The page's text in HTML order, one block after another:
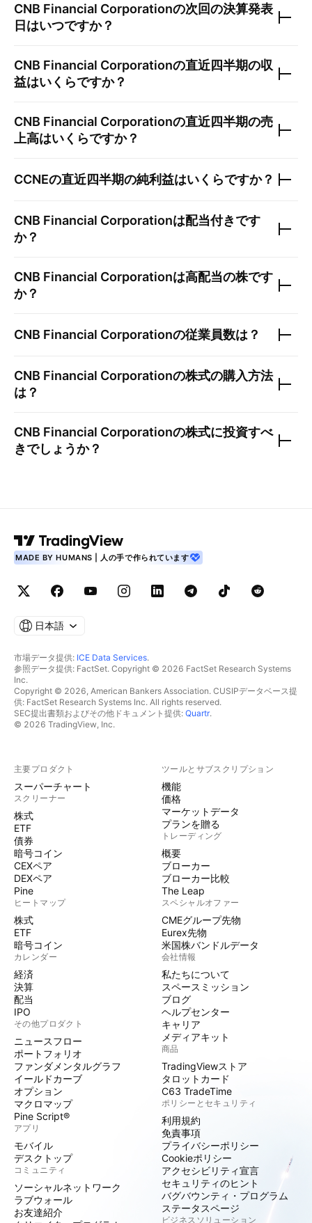
CNB Financial Corporationの次回の決算発表
日はいつですか？
CNB Financial Corporationの直近四半期の収
益はいくらですか？
CNB Financial Corporationの直近四半期の売
上高はいくらですか？
CCNEの直近四半期の純利益はいくらですか？
CNB Financial Corporationは配当付きです
か？
CNB Financial Corporationは高配当の株です
か？
CNB Financial Corporationの従業員数は？
CNB Financial Corporationの株式の購入方法
は？
CNB Financial Corporationの株式に投資すべ
きでしょうか？
MADE BY HUMANS | 人の手で作られています
日本語
市場データ提供: ICE Data Services.
参照データ提供: FactSet. Copyright © 2026 FactSet Research Systems
Inc.
Copyright © 2026, American Bankers Association. CUSIPデータベース提
供: FactSet Research Systems Inc. All rights reserved.
SEC提出書類およびその他ドキュメント提供: Quartr.
© 2026 TradingView, Inc.
主要プロダクト
スーパーチャート
スクリーナー
株式
ETF
債券
暗号コイン
CEXペア
DEXペア
Pine
ヒートマップ
株式
ETF
暗号コイン
カレンダー
経済
決算
配当
IPO
その他プロダクト
ニュースフロー
ポートフォリオ
ファンダメンタルグラフ
イールドカーブ
オプション
マクロマップ
Pine Script®
アプリ
モバイル
デスクトップ
コミュニティ
ソーシャルネットワーク
ラブウォール
お友達紹介
ツールとサブスクリプション
機能
価格
マーケットデータ
プランを贈る
トレーディング
概要
ブローカー
ブローカー比較
The Leap
スペシャルオファー
CMEグループ先物
Eurex先物
米国株バンドルデータ
会社情報
私たちについて
スペースミッション
ブログ
ヘルプセンター
キャリア
メディアキット
商品
TradingViewストア
タロットカード
C63 TradeTime
ポリシーとセキュリティ
利用規約
免責事項
プライバシーポリシー
Cookieポリシー
アクセシビリティ宣言
セキュリティのヒント
バグバウンティ・プログラム
ステータスページ
ビジネスソリューション